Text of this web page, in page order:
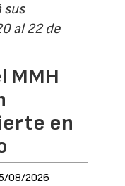
sus
al 22 de
MMH
en
08/2026